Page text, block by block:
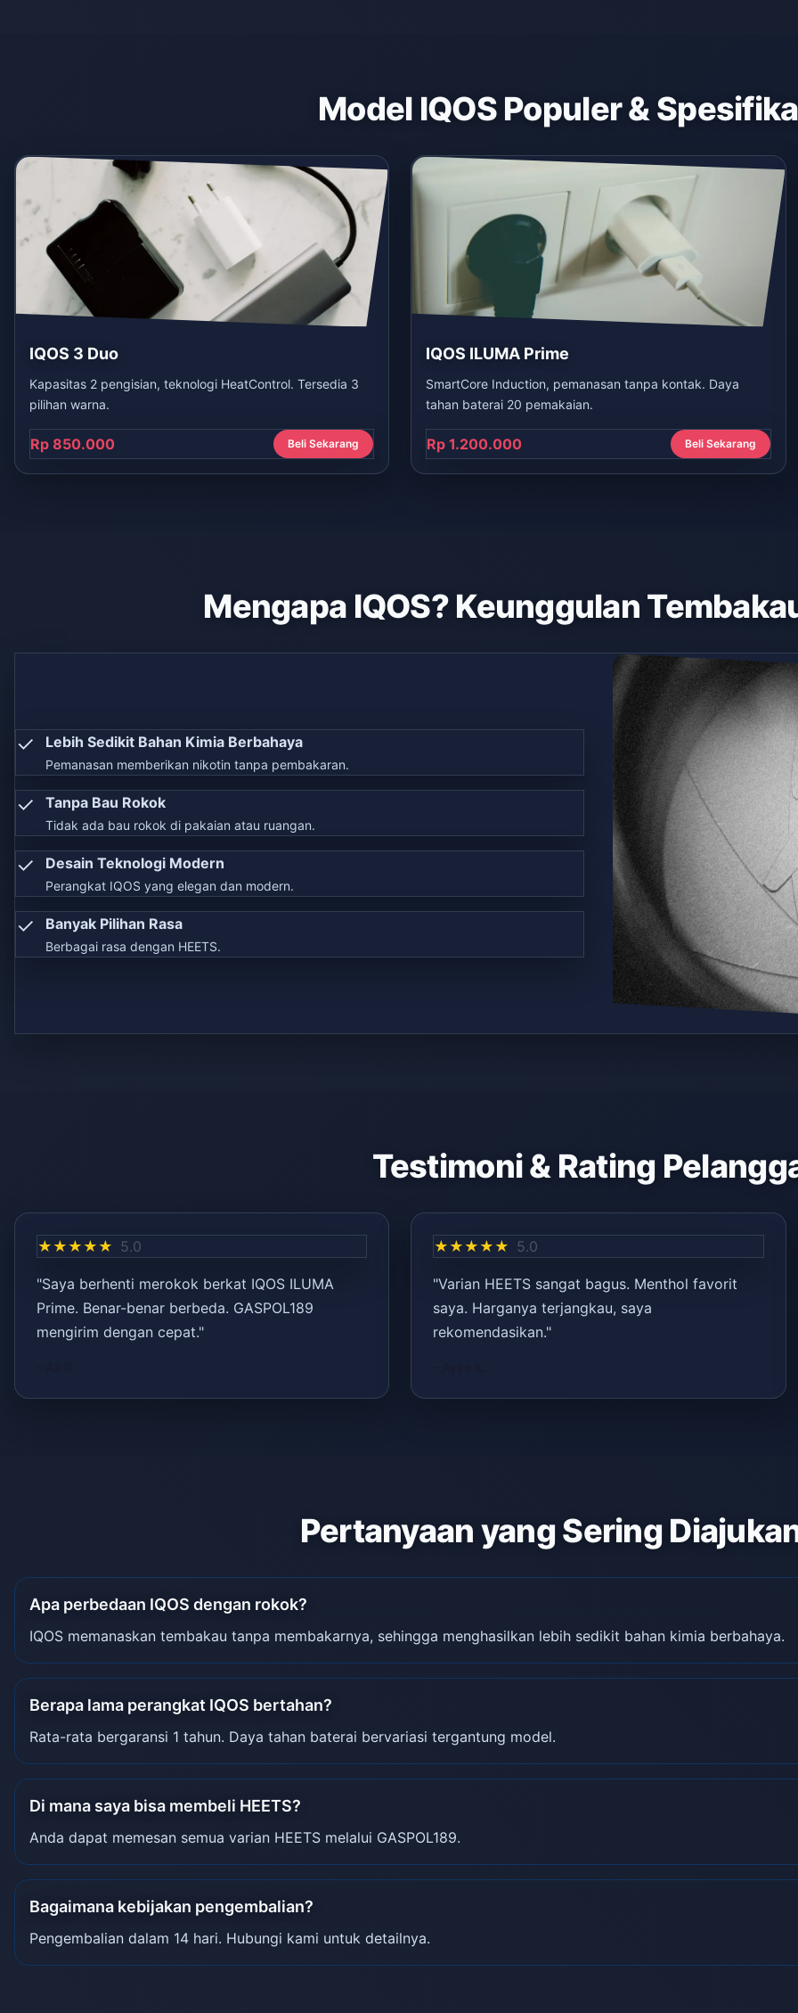
Model IQOS Populer &
IQOS 3 Duo
Kapasitas 2 pengisian, teknologi HeatControl. Tersedia 3
pilihan warna.
Rp 850.000 Beli Sekarang
IQOS ILUMA Prime
SmartCore Induction, pemanasan tanpa kontak. Daya
tahan baterai 20 pemakaian.
Rp 1.200.000 Beli Sekarang
Mengapa IQOS? Keunggulan
✓ Lebih Sedikit Bahan Kimia Berbahaya
Pemanasan memberikan nikotin tanpa pembakaran.
✓ Tanpa Bau Rokok
Tidak ada bau rokok di pakaian atau ruangan.
✓ Desain Teknologi Modern
Perangkat IQOS yang elegan dan modern.
✓ Banyak Pilihan Rasa
Berbagai rasa dengan HEETS.
Testimoni & Rating
★★★★★ 5.0
"Saya berhenti merokok berkat IQOS ILUMA
Prime. Benar-benar berbeda. GASPOL189
mengirim dengan cepat."
★★★★★ 5.0
"Varian HEETS sangat bagus. Menthol favorit
saya. Harganya terjangkau, saya
rekomendasikan."
Pertanyaan yang Sering
Apa perbedaan IQOS dengan rokok?
IQOS memanaskan tembakau tanpa membakarnya, sehingga menghasilkan lebih sedikit bahan kimia berbahaya.
Berapa lama perangkat IQOS bertahan?
Rata-rata bergaransi 1 tahun. Daya tahan baterai bervariasi tergantung model.
Di mana saya bisa membeli HEETS?
Anda dapat memesan semua varian HEETS melalui GASPOL189.
Bagaimana kebijakan pengembalian?
Pengembalian dalam 14 hari. Hubungi kami untuk detailnya.